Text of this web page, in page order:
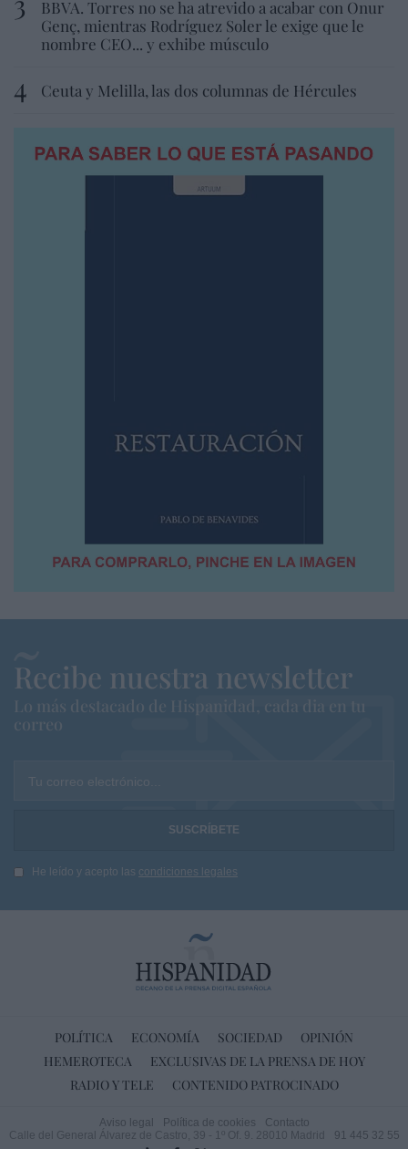
BBVA. Torres no se ha atrevido a acabar con Onur
Genç, mientras Rodríguez Soler le exige que le
nombre CEO... y exhibe músculo
Ceuta y Melilla, las dos columnas de Hércules
Recibe nuestra newsletter
Lo más destacado de Hispanidad, cada dia en tu
correo
Tu correo electrónico...
He leído y acepto las condiciones legales
POLÍTICA ECONOMÍA SOCIEDAD
OPINIÓN
HEMEROTECA
EXCLUSIVAS DE LA PRENSA DE HOY
RADIO Y TELE
CONTENIDO PATROCINADO
Aviso legal Política de cookies
Contacto
Calle del General Álvarez de Castro, 39 - 1º Of. 9. 28010 Madrid
91 445 32 55